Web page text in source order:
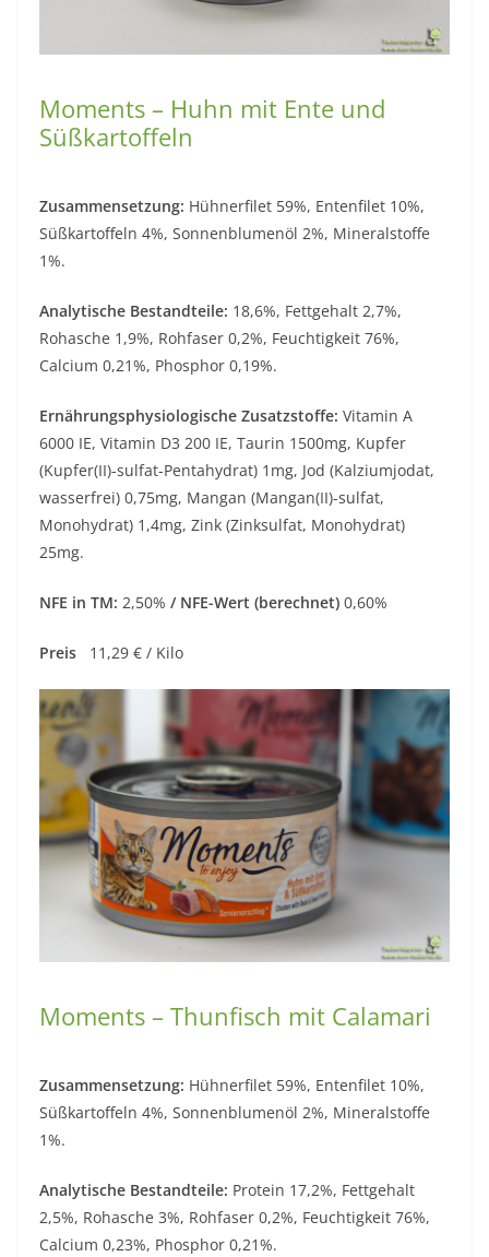
Moments – Huhn mit Ente und
Süßkartoffeln
Zusammensetzung: Hühnerfilet 59%, Entenfilet 10%,
Süßkartoffeln 4%, Sonnenblumenöl 2%, Mineralstoffe
1%.
Analytische Bestandteile: 18,6%, Fettgehalt 2,7%,
Rohasche 1,9%, Rohfaser 0,2%, Feuchtigkeit 76%,
Calcium 0,21%, Phosphor 0,19%.
Ernährungsphysiologische Zusatzstoffe: Vitamin A
6000 IE, Vitamin D3 200 IE, Taurin 1500mg, Kupfer
(Kupfer(II)-sulfat-Pentahydrat) 1mg, Jod (Kalziumjodat,
wasserfrei) 0,75mg, Mangan (Mangan(II)-sulfat,
Monohydrat) 1,4mg, Zink (Zinksulfat, Monohydrat)
25mg.
NFE in TM: 2,50% / NFE-Wert (berechnet) 0,60%
Preis 11,29 € / Kilo
Moments – Thunfisch mit Calamari
Zusammensetzung: Hühnerfilet 59%, Entenfilet 10%,
Süßkartoffeln 4%, Sonnenblumenöl 2%, Mineralstoffe
1%.
Analytische Bestandteile: Protein 17,2%, Fettgehalt
2,5%, Rohasche 3%, Rohfaser 0,2%, Feuchtigkeit 76%,
Calcium 0,23%, Phosphor 0,21%.